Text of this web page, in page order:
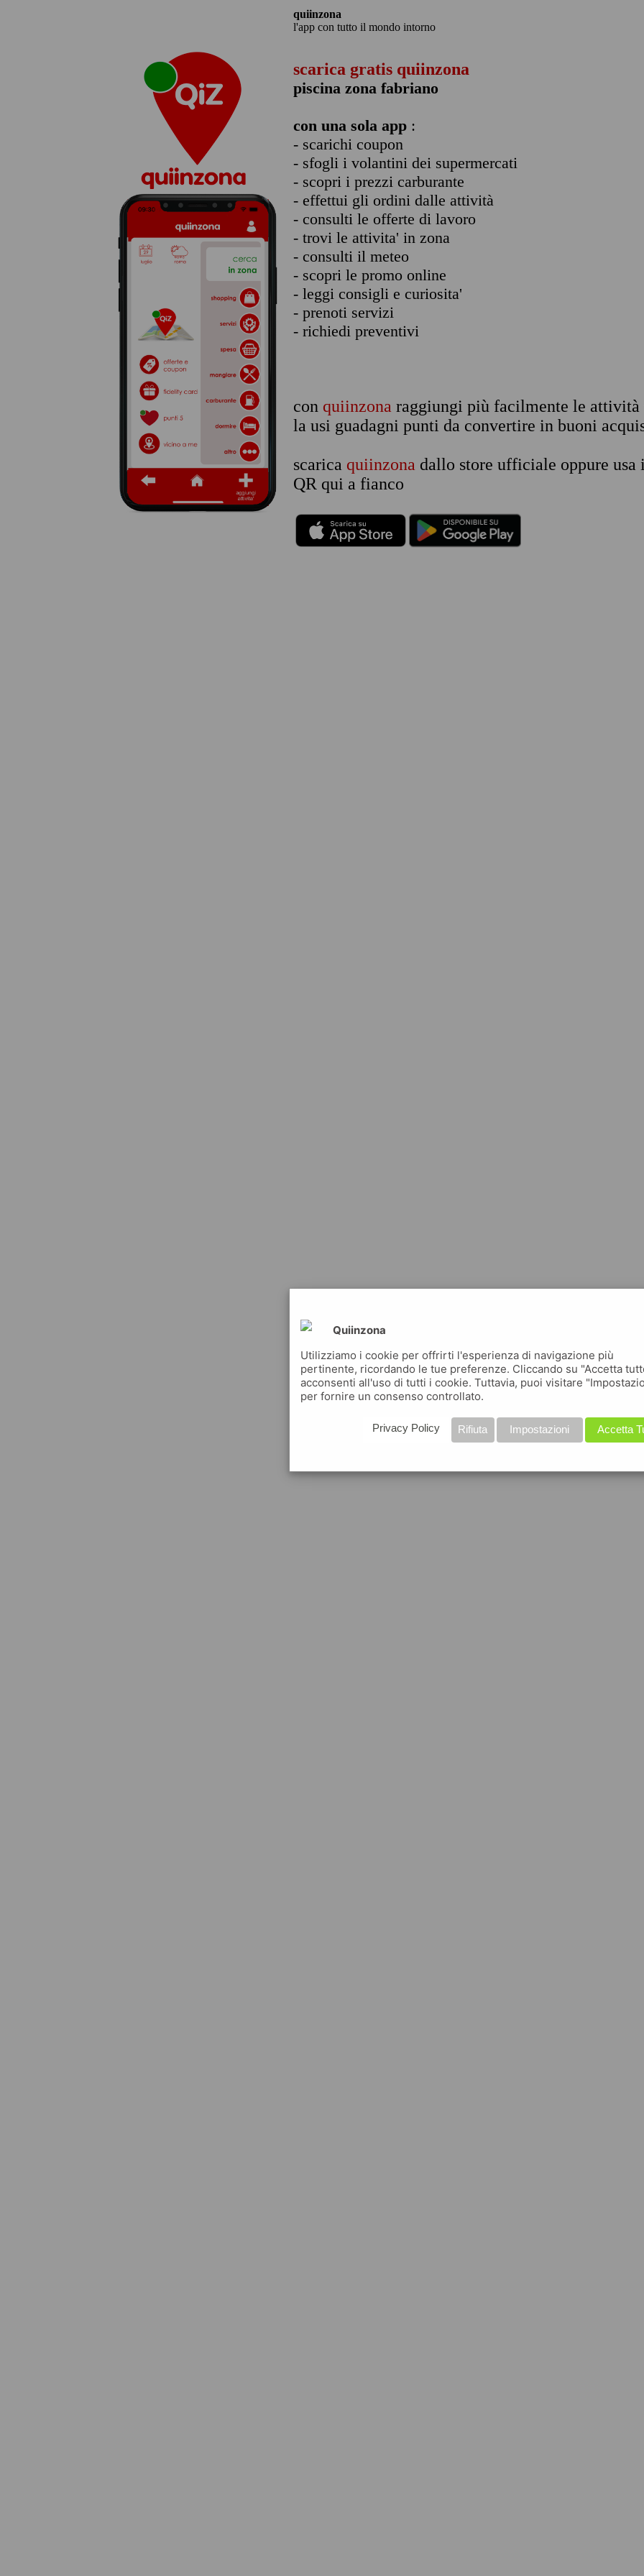
quiinzona
l'app con tutto il mondo intorno
scarica gratis quiinzona
piscina zona fabriano
con una sola app :
- scarichi coupon
- sfogli i volantini dei supermercati
- scopri i prezzi carburante
- effettui gli ordini dalle attività
- consulti le offerte di lavoro
- trovi le attivita' in zona
- consulti il meteo
- scopri le promo online
- leggi consigli e curiosita'
- prenoti servizi
- richiedi preventivi
con quiinzona raggiungi più facilmente le attività
la usi guadagni punti da convertire in buoni
scarica quiinzona dallo store ufficiale oppure usa
QR qui a fianco
Quiinzona
Utilizziamo i cookie per offrirti l'esperienza di navigazione più
pertinente, ricordando le tue preferenze. Cliccando su "Accetta
acconsenti all'uso di tutti i cookie. Tuttavia, puoi visitare
per fornire un consenso controllato.
Accetta
Impostazioni
Rifiuta
Privacy Policy